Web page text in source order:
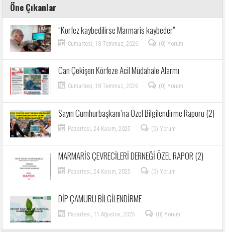
Öne Çıkanlar
“Körfez kaybedilirse Marmaris kaybeder”
Cumartesi, 18 Temmuz, 2026 (0) Yorum
Can Çekişen Körfeze Acil Müdahale Alarmı
Cumartesi, 18 Temmuz, 2026 (0) Yorum
Sayın Cumhurbaşkanı’na Özel Bilgilendirme Raporu (2)
Pazartesi, 24 Kasım, 2025 (0) Yorum
MARMARİS ÇEVRECİLERİ DERNEĞİ ÖZEL RAPOR (2)
Pazartesi, 24 Kasım, 2025 (0) Yorum
DİP ÇAMURU BİLGİLENDİRME
Pazartesi, 11 Ağustos, 2025 (0) Yorum